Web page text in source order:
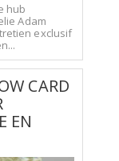
hub
Adam
exclusif
CARD
EN